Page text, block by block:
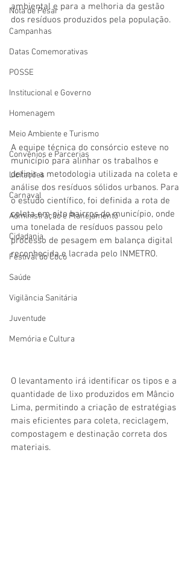
Nota de Pesar
Campanhas
Datas Comemorativas
POSSE
Institucional e Governo
Homenagem
Meio Ambiente e Turismo
Convênios e Parcerias
Licitações
Carnaval
Administração e Planejamento
Cidadania
Festival do Coco
Saúde
Vigilãncia Sanitária
Juventude
Memória e Cultura
ambiental e para a melhoria da gestão
dos resíduos produzidos pela população.
A equipe técnica do consórcio esteve no
município para alinhar os trabalhos e
definir a metodologia utilizada na coleta e
análise dos resíduos sólidos urbanos. Para
o estudo científico, foi definida a rota de
coleta em oito bairros do município, onde
uma tonelada de resíduos passou pelo
processo de pesagem em balança digital
reconhecida e lacrada pelo INMETRO.
O levantamento irá identificar os tipos e a
quantidade de lixo produzidos em Mâncio
Lima, permitindo a criação de estratégias
mais eficientes para coleta, reciclagem,
compostagem e destinação correta dos
materiais.